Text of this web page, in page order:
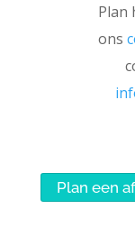
Plan
ons
Plan een